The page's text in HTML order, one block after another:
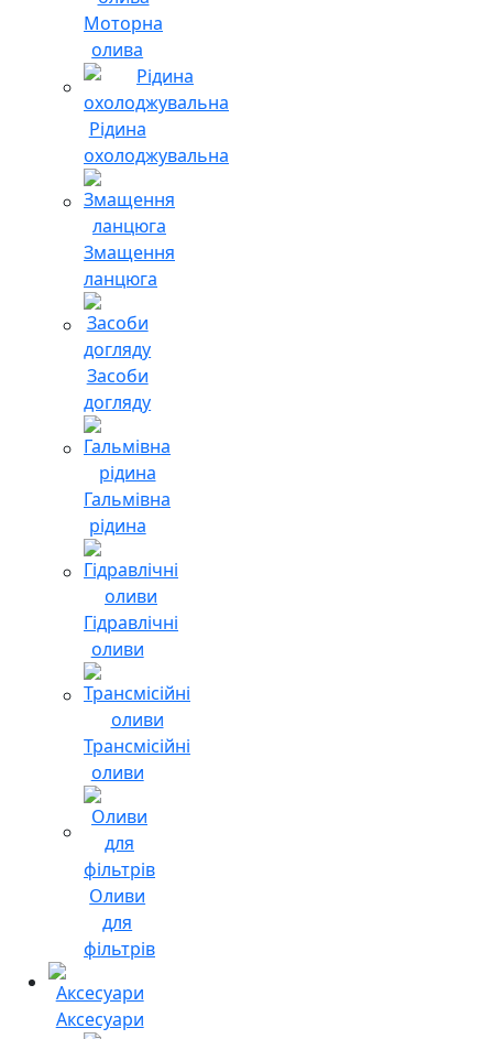
Моторна
олива
Рідина
охолоджувальна
Змащення
ланцюга
Засоби
догляду
Гальмівна
рідина
Гідравлічні
оливи
Трансмісійні
оливи
Оливи
для
фільтрів
Аксесуари